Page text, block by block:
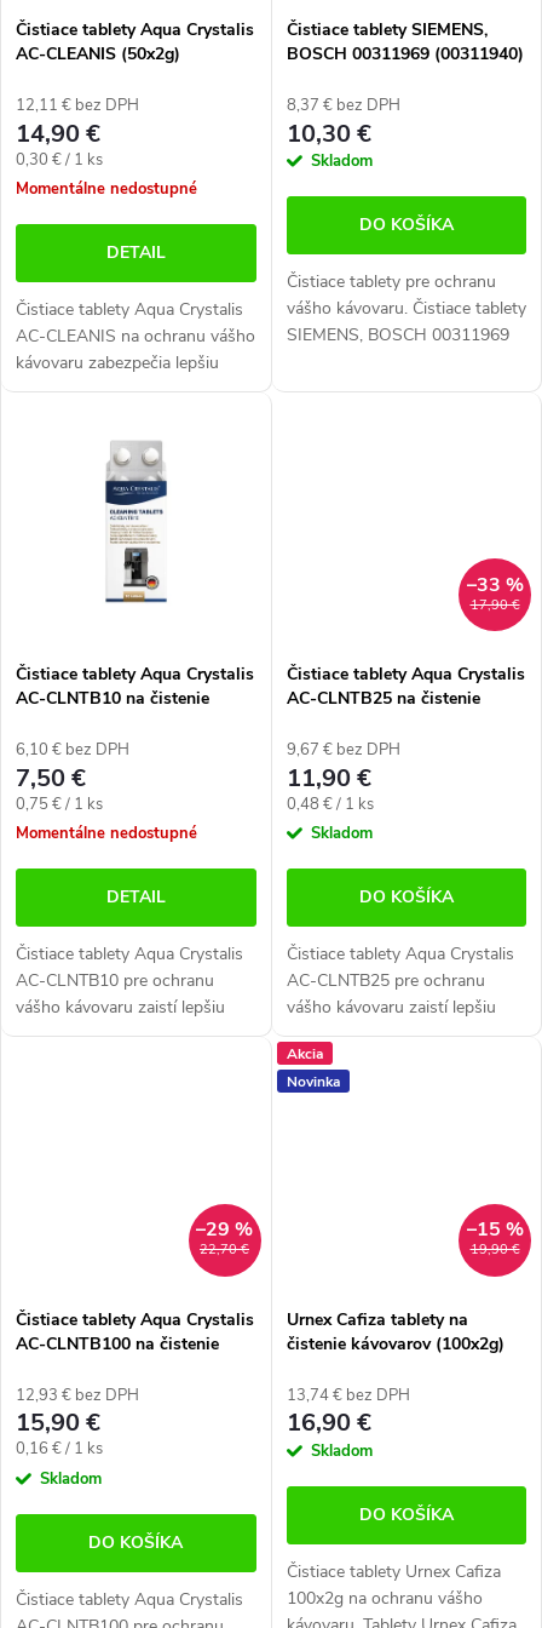
p
r
o
d
u
t
o
v
p
r
o
d
u
t
o
v
Čistiace tablety Aqua Crystalis
AC-CLEANIS (50x2g)
12,11 € bez DPH
14,90 €
Jednotková
cena:
0,30 € / 1 ks
Momentálne nedostupné
DETAIL
Čistiace tablety Aqua Crystalis
AC-CLEANIS na ochranu vášho
kávovaru zabezpečia lepšiu
arómu kávy a dlhšiu životnosť
kávovary. Balenie obsahuje 50...
Čistiace tablety SIEMENS,
BOSCH 00311969 (00311940)
8,37 € bez DPH
10,30 €
Skladom
DO KOŠÍKA
Čistiace tablety pre ochranu
vášho kávovaru. Čistiace tablety
SIEMENS, BOSCH 00311969
kávy a dlhšiu životnosť
Čistiace tablety Aqua Crystalis
AC-CLNTB10 na čistenie
6,10 € bez DPH
7,50 €
Jednotková
cena:
0,75 € / 1 ks
Momentálne nedostupné
DETAIL
Čistiace tablety Aqua Crystalis
AC-CLNTB10 pre ochranu
vášho kávovaru zaistí lepšiu
arómu kávy a dlhšiu životnosť
17,90 €
–33 %
Čistiace tablety Aqua Crystalis
AC-CLNTB25 na čistenie
9,67 € bez DPH
11,90 €
Jednotková
cena:
0,48 € / 1 ks
Skladom
DO KOŠÍKA
Čistiace tablety Aqua Crystalis
AC-CLNTB25 pre ochranu
vášho kávovaru zaistí lepšiu
arómu kávy a dlhšiu životnosť
prístroja. Určené pre všetky
kávovary. Balenie obsahuje...
22,70 €
–29 %
Čistiace tablety Aqua Crystalis
AC-CLNTB100 na čistenie
12,93 € bez DPH
15,90 €
Jednotková
cena:
0,16 € / 1 ks
Skladom
DO KOŠÍKA
Čistiace tablety Aqua Crystalis
Akcia
Novinka
19,90 €
–15 %
Urnex Cafiza tablety na
čistenie kávovarov (100x2g)
13,74 € bez DPH
16,90 €
Skladom
DO KOŠÍKA
Čistiace tablety Urnex Cafiza
100x2g na ochranu vášho